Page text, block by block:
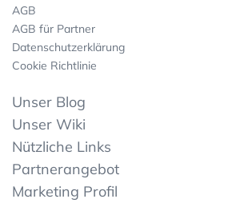
AGB
AGB für Partner
Datenschutzerklärung
Cookie Richtlinie
Unser Blog
Unser Wiki
Nützliche Links
Partnerangebot
Marketing Profil